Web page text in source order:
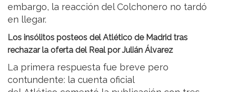
embargo, la reacción del Colchonero no tardó
en llegar.
Los insólitos posteos del Atlético de Madrid tras
rechazar la oferta del Real por Julián Álvarez
La primera respuesta fue breve pero
contundente: la cuenta oficial